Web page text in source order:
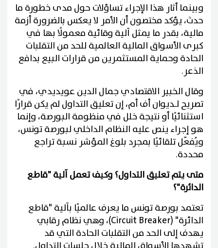
وبينما أثار هذا الإجراء تساؤلات حول مدى خطورة ما
حدث، يؤكد مختصون أن الأمر لا يعكس بالضرورة أزمة
مالية، بقدر ما يمثل آلية وقائية معمولًا بها في
كبرى الأسواق المالية العالمية للحد من التقلبات
الحادة وحماية المستثمرين من قرارات البيع بدافع
الذعر.
وقال الخبير الاقتصادي جمال الدين عويديدي، في
تصريح لـديوان أف أم، إن تعليق التداول لم يكن قرارًا
استثنائيًا أو نتيجة خلل في منظومة البورصة، وإنما
هو إجراء ينص عليه النظام الداخلي لبورصة تونس،
ويُفعّل تلقائيًا بمجرد بلوغ المؤشر نسبة تراجع
محددة.
متى يتم تعليق التداول؟ وكيف تعمل آلية "قاطع
الدائرة"؟
تعتمد بورصة تونس ما يعرف عالميًا بآلية "قاطع
الدائرة" (Circuit Breaker)، وهي نظام رقابي
يهدف إلى الحد من التقلبات الحادة التي قد